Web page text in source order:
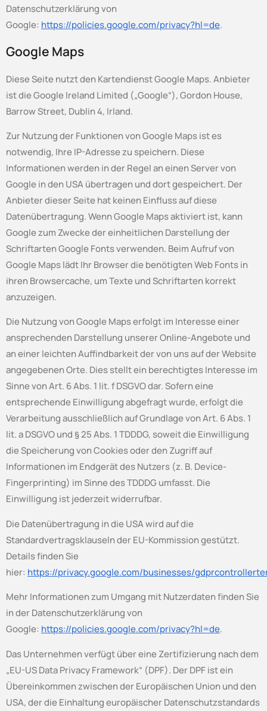
Datenschutzerklärung von
Google: https://policies.google.com/privacy?hl=de.
Google Maps
Diese Seite nutzt den Kartendienst Google Maps. Anbieter
ist die Google Ireland Limited („Google“), Gordon House,
Barrow Street, Dublin 4, Irland.
Zur Nutzung der Funktionen von Google Maps ist es
notwendig, Ihre IP-Adresse zu speichern. Diese
Informationen werden in der Regel an einen Server von
Google in den USA übertragen und dort gespeichert. Der
Anbieter dieser Seite hat keinen Einfluss auf diese
Datenübertragung. Wenn Google Maps aktiviert ist, kann
Google zum Zwecke der einheitlichen Darstellung der
Schriftarten Google Fonts verwenden. Beim Aufruf von
Google Maps lädt Ihr Browser die benötigten Web Fonts in
ihren Browsercache, um Texte und Schriftarten korrekt
anzuzeigen.
Die Nutzung von Google Maps erfolgt im Interesse einer
ansprechenden Darstellung unserer Online-Angebote und
an einer leichten Auffindbarkeit der von uns auf der Website
angegebenen Orte. Dies stellt ein berechtigtes Interesse im
Sinne von Art. 6 Abs. 1 lit. f DSGVO dar. Sofern eine
entsprechende Einwilligung abgefragt wurde, erfolgt die
Verarbeitung ausschließlich auf Grundlage von Art. 6 Abs. 1
lit. a DSGVO und § 25 Abs. 1 TDDDG, soweit die Einwilligung
die Speicherung von Cookies oder den Zugriff auf
Informationen im Endgerät des Nutzers (z. B. Device-
Fingerprinting) im Sinne des TDDDG umfasst. Die
Einwilligung ist jederzeit widerrufbar.
Die Datenübertragung in die USA wird auf die
Standardvertragsklauseln der EU-Kommission gestützt.
Details finden Sie
hier: https://privacy.google.com/businesses/
Mehr Informationen zum Umgang mit Nutzerdaten finden Sie
in der Datenschutzerklärung von
Google: https://policies.google.com/privacy?hl=de.
Das Unternehmen verfügt über eine Zertifizierung nach dem
„EU-US Data Privacy Framework“ (DPF). Der DPF ist ein
Übereinkommen zwischen der Europäischen Union und den
USA, der die Einhaltung europäischer Datenschutzstandards